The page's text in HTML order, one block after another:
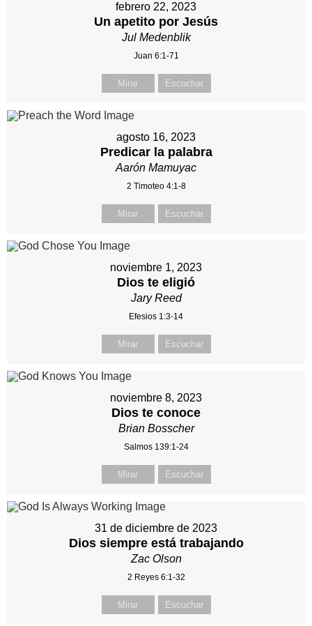
febrero 22, 2023
Un apetito por Jesús
Jul Medenblik
Juan 6:1-71
Mirar Escuchar
agosto 16, 2023
Predicar la palabra
Aarón Mamuyac
2 Timoteo 4:1-8
Mirar Escuchar
noviembre 1, 2023
Dios te eligió
Jary Reed
Efesios 1:3-14
Mirar Escuchar
noviembre 8, 2023
Dios te conoce
Brian Bosscher
Salmos 139:1-24
Mirar Escuchar
31 de diciembre de 2023
Dios siempre está trabajando
Zac Olson
2 Reyes 6:1-32
Mirar Escuchar